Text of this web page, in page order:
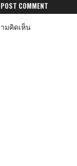
POST COMMENT
มคิดเห็น